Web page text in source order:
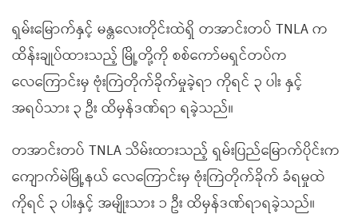
ရှမ်းမြောက်နှင့် မန္တလေးတိုင်းထဲရှိ တအာင်းတပ် TNLA က
ထိန်းချုပ်ထားသည့် မြို့တို့ကို စစ်ကော်မရှင်တပ်က
လေကြောင်းမှ ဗုံးကြဲတိုက်ခိုက်မှုခဲ့ရာ ကိုရင် ၃ ပါး နှင့်
အရပ်သား ၃ ဦး ထိမှန်ဒဏ်ရာ ရခဲ့သည်။
တအာင်းတပ် TNLA သိမ်းထားသည့် ရှမ်းပြည်မြောက်ပိုင်းက
ကျောက်မဲမြို့နယ် လေကြောင်းမှ ဗုံးကြဲတိုက်ခိုက် ခံရမှုထဲ
ကိုရင် ၃ ပါးနှင့် အမျိုးသား ၁ ဦး ထိမှန်ဒဏ်ရာရခဲ့သည်။